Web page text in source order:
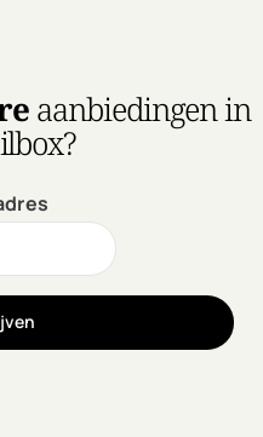
aanbiedingen in